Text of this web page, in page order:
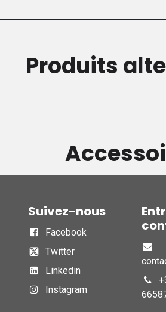
Produits
Suivez-nous
Facebook
Twitter
Linkedin
Instagram